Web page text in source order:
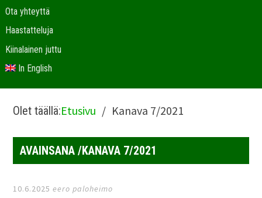
Ota yhteyttä
Haastatteluja
Kiinalainen juttu
In English
Olet täällä:Etusivu Kanava 7/2021
AVAINSANA /KANAVA 7/2021
10.6.2025 eero paloheimo